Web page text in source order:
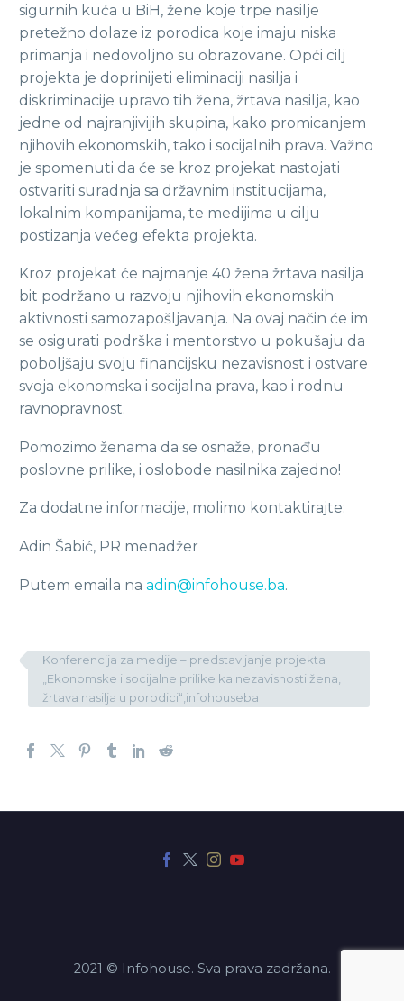
sigurnih kuća u BiH, žene koje trpe nasilje
pretežno dolaze iz porodica koje imaju niska
primanja i nedovoljno su obrazovane. Opći cilj
projekta je doprinijeti eliminaciji nasilja i
diskriminacije upravo tih žena, žrtava nasilja, kao
jedne od najranjivijih skupina, kako promicanjem
njihovih ekonomskih, tako i socijalnih prava. Važno
je spomenuti da će se kroz projekat nastojati
ostvariti suradnja sa državnim institucijama,
lokalnim kompanijama, te medijima u cilju
postizanja većeg efekta projekta.
Kroz projekat će najmanje 40 žena žrtava nasilja
bit podržano u razvoju njihovih ekonomskih
aktivnosti samozapošljavanja. Na ovaj način će im
se osigurati podrška i mentorstvo u pokušaju da
poboljšaju svoju financijsku nezavisnost i ostvare
svoja ekonomska i socijalna prava, kao i rodnu
ravnopravnost.
Pomozimo ženama da se osnaže, pronađu
poslovne prilike, i oslobode nasilnika zajedno!
Za dodatne informacije, molimo kontaktirajte:
Adin Šabić, PR menadžer
Putem emaila na adin@infohouse.ba.
Konferencija za medije – predstavljanje projekta
„Ekonomske i socijalne prilike ka nezavisnosti žena,
žrtava nasilja u porodici“,infohouseba
2021 © Infohouse. Sva prava zadržana.